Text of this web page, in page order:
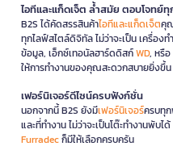
ไอทีและแก็ดเจ็ต ล้ำสมัย ตอบโจทย์
B2S ได้คัดสรรสินค้าไอทีและแก็ดเจ็ตคุ
ทุกไลฟ์สไตล์ดิจิทัล ไม่ว่าจะเป็น เครื่องท
ข้อมูล, เอ็กซ์เทอนัลฮาร์ดดิสก์WD, หรือ
ให้การทำงานของคุณสะดวกสบายยิ่งขึ้น
เฟอร์นิเจอร์ดีไซน์ครบฟังก์ชั่น
นอกจากนี้ B2S ยังมีเฟอร์นิเจอร์ครบทุ
และที่ทำงาน ไม่ว่าจะเป็นโต๊ะทำงานพับไ
Furradecก็มีให้เลือกครบครัน